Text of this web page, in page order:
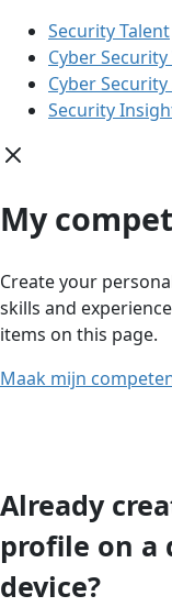
Security Talent
Cyber
Cyber
Security
My
Create your
skills and
items on this page.
Maak mijn
Already
profile on a
device?